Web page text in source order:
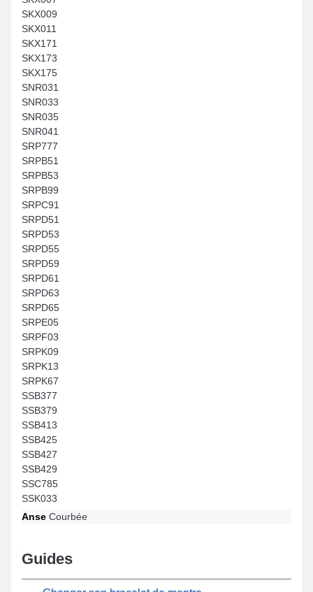
SKX009
SKX011
SKX171
SKX173
SKX175
SNR031
SNR033
SNR035
SNR041
SRP777
SRPB51
SRPB53
SRPB99
SRPC91
SRPD51
SRPD53
SRPD55
SRPD59
SRPD61
SRPD63
SRPD65
SRPE05
SRPF03
SRPK09
SRPK13
SRPK67
SSB377
SSB379
SSB413
SSB425
SSB427
SSB429
SSC785
SSK033
Anse Courbée
Guides